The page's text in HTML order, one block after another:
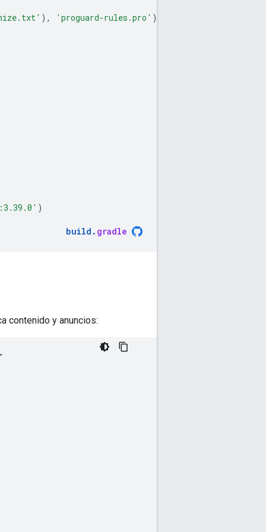
), 'proguard-rules.pro' )
)
build . gradle
contenido y anuncios: